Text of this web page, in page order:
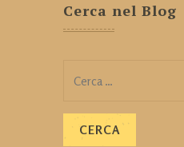
Cerca nel Blog